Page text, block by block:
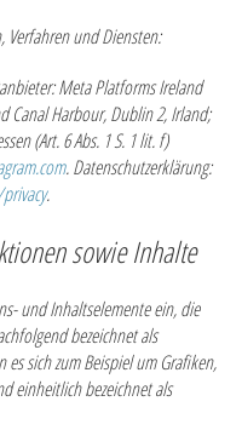
Verfahren und Diensten:
Meta Platforms Ireland
Canal Harbour, Dublin 2, Irland;
(Art. 6 Abs. 1 S. 1 lit. f)
.Datenschutzerklärung:
.
sowie Inhalte
und Inhaltselemente ein, die
bezeichnet als
sich zum Beispiel um Grafiken,
einheitlich bezeichnet als